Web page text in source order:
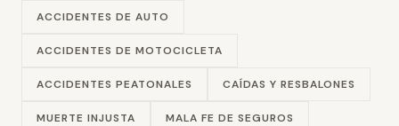
ACCIDENTES DE AUTO
ACCIDENTES DE MOTOCICLETA
ACCIDENTES PEATONALES CAÍDAS Y RESBALONES
MUERTE INJUSTA MALA FE DE SEGUROS